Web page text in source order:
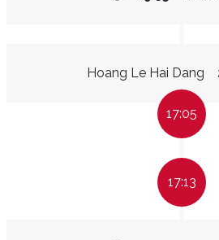
Hoang Le Hai Dang
17:05
17:13